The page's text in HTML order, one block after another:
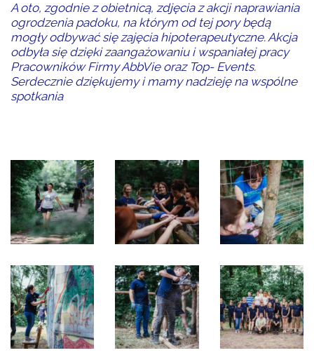
A oto, zgodnie z obietnicą, zdjęcia z akcji naprawiania
ogrodzenia padoku, na którym od tej pory będą
mogły odbywać się zajęcia hipoterapeutyczne. Akcja
odbyła się dzięki zaangażowaniu i wspaniałej pracy
Pracowników Firmy AbbVie oraz Top- Events.
Serdecznie dziękujemy i mamy nadzieję na wspólne
spotkania